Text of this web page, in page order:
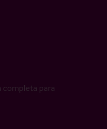
completa para